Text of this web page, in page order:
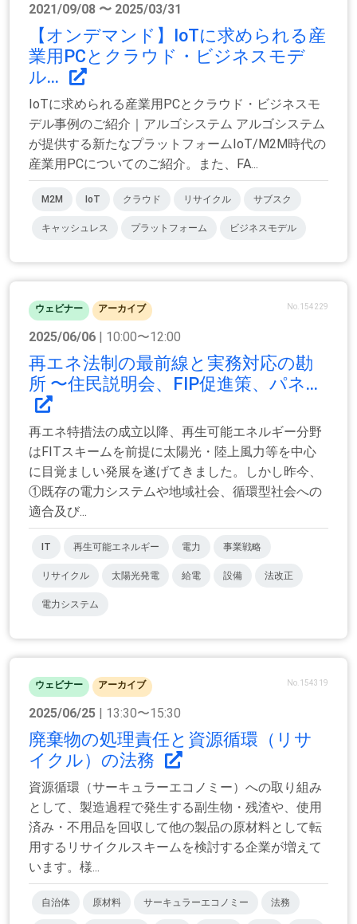
2021/09/08 〜 2025/03/31
【オンデマンド】IoTに求められる産
業用PCとクラウド・ビジネスモデ
ル...
IoTに求められる産業用PCとクラウド・ビジネスモ
デル事例のご紹介｜アルゴシステム アルゴシステム
が提供する新たなプラットフォームIoT/M2M時代の
産業用PCについてのご紹介。また、FA...
M2M IoT クラウド リサイクル サブスク
キャッシュレス プラットフォーム ビジネスモデル
ウェビナー アーカイブ No.154229
2025/06/06 | 10:00〜12:00
再エネ法制の最前線と実務対応の勘
所 〜住民説明会、FIP促進策、パネ...
再エネ特措法の成立以降、再生可能エネルギー分野
はFITスキームを前提に太陽光・陸上風力等を中心
に目覚ましい発展を遂げてきました。しかし昨今、
①既存の電力システムや地域社会、循環型社会への
適合及び...
IT 再生可能エネルギー 電力 事業戦略
リサイクル 太陽光発電 給電 設備 法改正
電力システム
ウェビナー アーカイブ No.154319
2025/06/25 | 13:30〜15:30
廃棄物の処理責任と資源循環（リサ
イクル）の法務
資源循環（サーキュラーエコノミー）への取り組み
として、製造過程で発生する副生物・残渣や、使用
済み・不用品を回収して他の製品の原材料として転
用するリサイクルスキームを検討する企業が増えて
います。様...
自治体 原材料 サーキュラーエコノミー 法務